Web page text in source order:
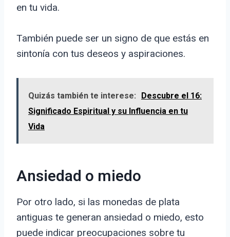
en tu vida.
También puede ser un signo de que estás en
sintonía con tus deseos y aspiraciones.
Quizás también te interese:
Descubre el 16:
Significado Espiritual y su Influencia en tu
Vida
Ansiedad o miedo
Por otro lado, si las monedas de plata
antiguas te generan ansiedad o miedo, esto
puede indicar preocupaciones sobre tu